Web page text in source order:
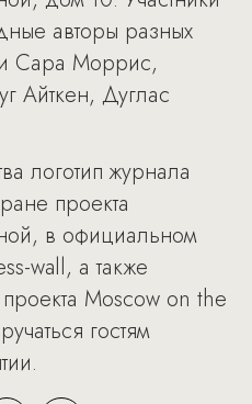
авторы разных
Сара Моррис,
Айткен, Дуглас
логотип журнала
проекта
в официальном
wall, а также
Moscow on the
гостям